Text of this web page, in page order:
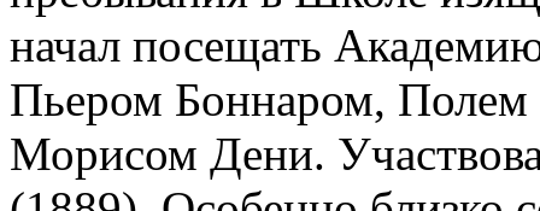
начал посещать
Пьером Боннаром,
Морисом Дени.